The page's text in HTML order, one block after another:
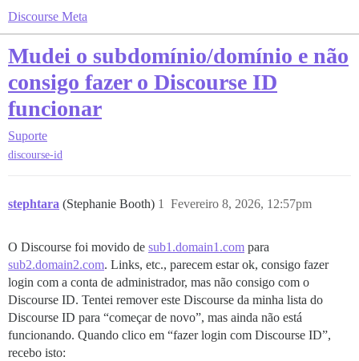
Discourse Meta
Mudei o subdomínio/domínio e não
consigo fazer o Discourse ID
funcionar
Suporte
discourse-id
stephtara (Stephanie Booth) Fevereiro 8, 2026, 12:57pm
1
O Discourse foi movido de sub1.domain1.com para
sub2.domain2.com. Links, etc., parecem estar ok, consigo fazer
login com a conta de administrador, mas não consigo com o
Discourse ID. Tentei remover este Discourse da minha lista do
Discourse ID para “começar de novo”, mas ainda não está
funcionando. Quando clico em “fazer login com Discourse ID”,
recebo isto: